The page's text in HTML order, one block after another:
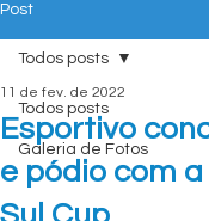
Post
Todos posts
Galeria de Fotos
Todos posts
Esportivo
e pódio com a
11 de fev. de 2022